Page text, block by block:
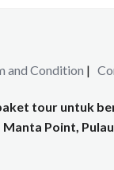
and Condition |
tour untuk
Point,